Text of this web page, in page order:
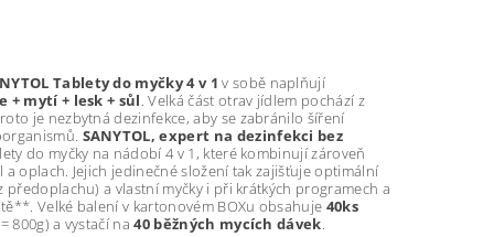
Tablety do myčky 4 v 1 v sobě naplňují
+ mytí + lesk + sůl. Velká část otrav jídlem pochází z
je nezbytná dezinfekce, aby se zabránilo šíření
SANYTOL, expert na dezinfekci bez
do myčky na nádobí 4 v 1, které kombinují zároveň
a oplach. Jejich jedinečné složení tak zajišťuje optimální
a vlastní myčky i při krátkých programech a
Velké balení v kartonovém BOXu obsahuje 40ks
800g) a vystačí na40 běžných mycích dávek.